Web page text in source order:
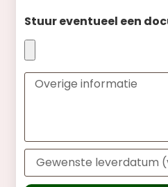
Stuur eventueel een